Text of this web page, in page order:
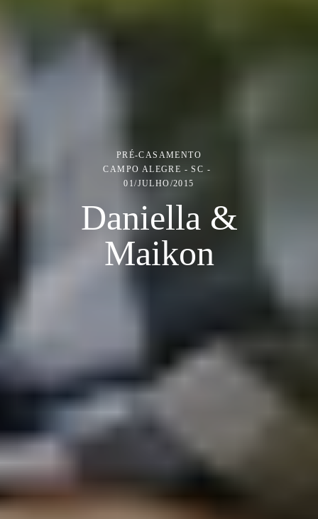
PRÉ-CASAMENTO
CAMPO ALEGRE - SC
01/JULHO/2015
Daniella &
Maikon